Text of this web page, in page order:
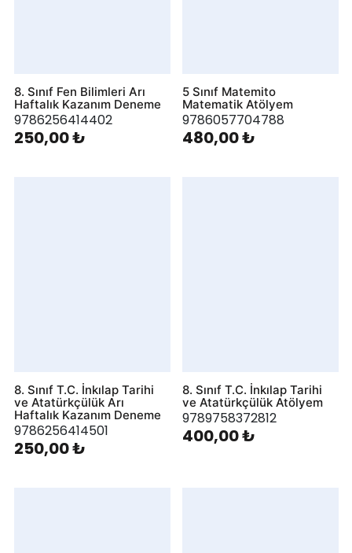
8. Sınıf Fen Bilimleri Arı
Haftalık Kazanım Deneme
9786256414402
250,00 ₺
5 Sınıf Matemito
Matematik Atölyem
9786057704788
480,00 ₺
8. Sınıf T.C. İnkılap Tarihi
ve Atatürkçülük Arı
Haftalık Kazanım Deneme
9786256414501
250,00 ₺
8. Sınıf T.C. İnkılap Tarihi
ve Atatürkçülük Atölyem
9789758372812
400,00 ₺